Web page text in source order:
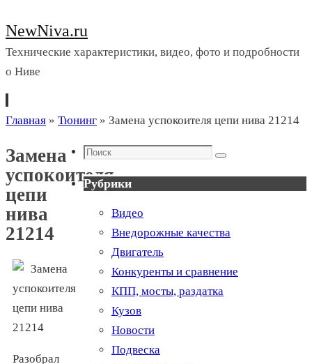
NewNiva.ru
Технические характеристики, видео, фото и подробности
о Ниве
Перейти
содержимому
Главная » Тюнинг » Замена успокоителя цепи нива 21214
Замена
успокоителя
цепи
нива
21214
Разобрал
Поиск
Поиск
Рубрики
Видео
Внедорожные качества
Двигатель
Конкуренты и сравнение
КПП, мосты, раздатка
Кузов
Новости
Подвеска